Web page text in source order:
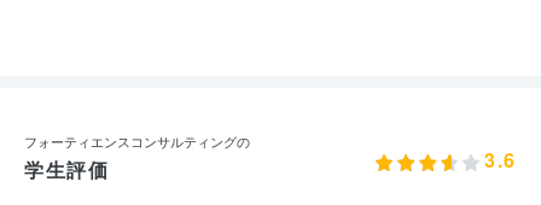
フォーティエンスコンサルティングの
学生評価 3.6